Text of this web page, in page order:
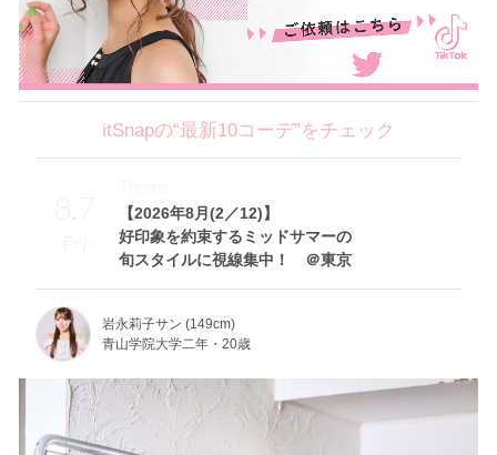
itSnapの“最新10コーデ”をチェック
8.7
Fri
【2026年8月(2／12)】
好印象を約束するミッドサマーの
旬スタイルに視線集中！ ＠東京
Theme
岩永莉子サン (149cm)
青山学院大学二年・20歳